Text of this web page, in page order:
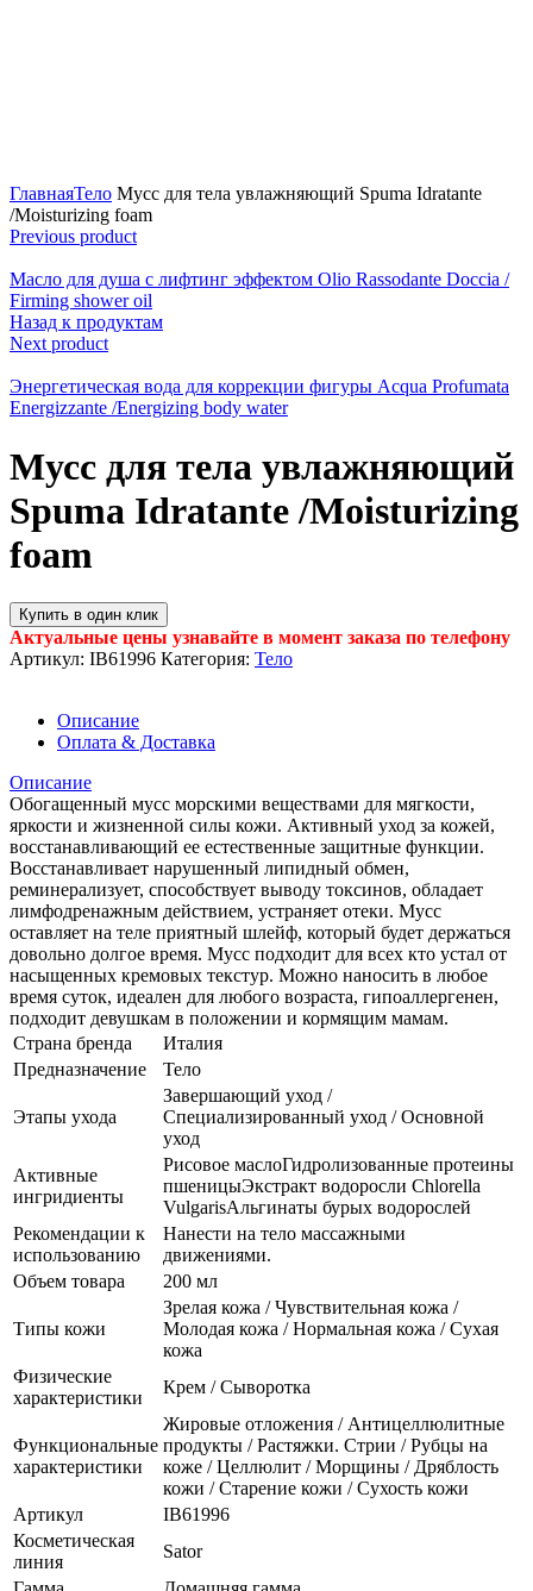
ГлавнаяТело Мусс для тела увлажняющий Spuma Idratante
/Moisturizing foam
Previous product
Масло для душа с лифтинг эффектом Olio Rassodante Doccia /
Firming shower oil
Назад к продуктам
Next product
Энергетическая вода для коррекции фигуры Acqua Profumata
Energizzante /Energizing body water
Мусс для тела увлажняющий
Spuma Idratante /Moisturizing
foam
Купить в один клик
Актуальные цены узнавайте в момент заказа по телефону
Артикул: IB61996 Категория: Тело
Описание
Оплата & Доставка
Описание
Обогащенный мусс морскими веществами для мягкости,
яркости и жизненной силы кожи. Активный уход за кожей,
восстанавливающий ее естественные защитные функции.
Восстанавливает нарушенный липидный обмен,
реминерализует, способствует выводу токсинов, обладает
лимфодренажным действием, устраняет отеки. Мусс
оставляет на теле приятный шлейф, который будет держаться
довольно долгое время. Мусс подходит для всех кто устал от
насыщенных кремовых текстур. Можно наносить в любое
время суток, идеален для любого возраста, гипоаллергенен,
подходит девушкам в положении и кормящим мамам.
Страна бренда
Италия
Предназначение
Тело
Этапы ухода
Завершающий уход /
Специализированный уход / Основной
уход
Активные
ингридиенты
Рисовое маслоГидролизованные протеины
пшеницыЭкстракт водоросли Chlorella
VulgarisАльгинаты бурых водорослей
Рекомендации к
использованию
Нанести на тело массажными
движениями.
Объем товара
200 мл
Типы кожи
Зрелая кожа / Чувствительная кожа /
Молодая кожа / Нормальная кожа / Сухая
кожа
Физические
характеристики
Крем / Сыворотка
Функциональные
характеристики
Жировые отложения / Антицеллюлитные
продукты / Растяжки. Стрии / Рубцы на
коже / Целлюлит / Морщины / Дряблость
кожи / Старение кожи / Сухость кожи
Артикул
IB61996
Косметическая
линия
Sator